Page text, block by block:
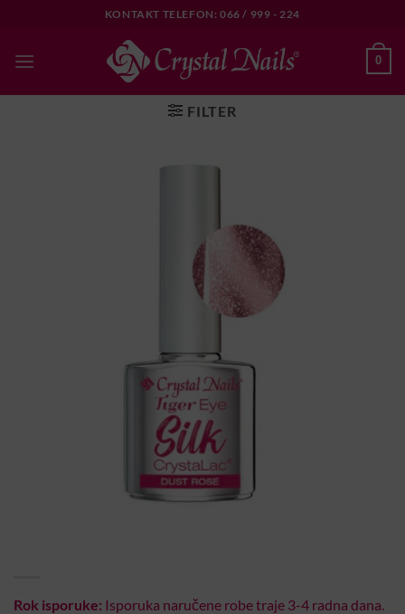
content
KONTAKT TELEFON: 066 / 999 - 224
0
FILTER
Rok isporuke: Isporuka naručene robe traje 3-4 radna dana.